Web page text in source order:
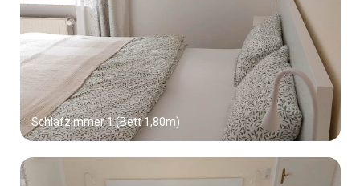
Schlafzimmer 1 (Bett 1,80m)